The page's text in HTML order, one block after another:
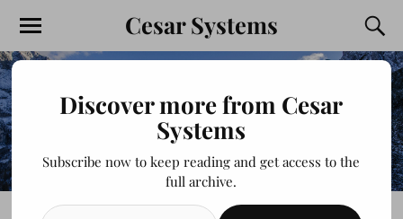
Cesar Systems
Discover more from Cesar
Systems
Subscribe now to keep reading and get access to the
full archive.